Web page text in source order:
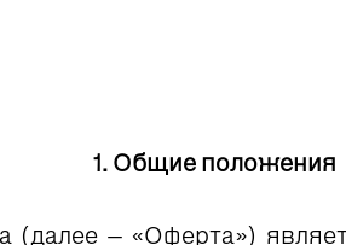
1. Общие положения
(далее – «Оферта»)